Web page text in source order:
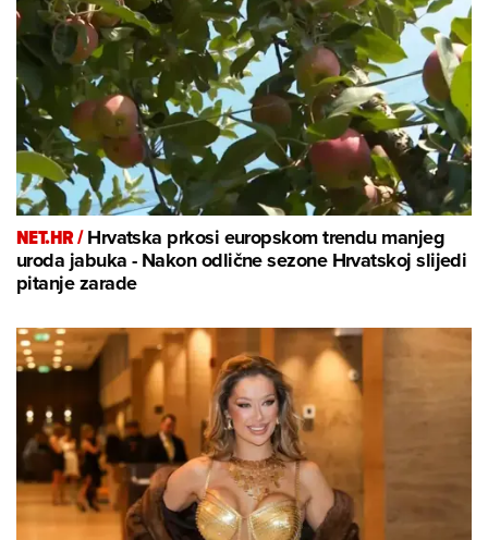
NET.HR /Hrvatska prkosi europskom trendu manjeg
uroda jabuka - Nakon odlične sezone Hrvatskoj slijedi
pitanje zarade